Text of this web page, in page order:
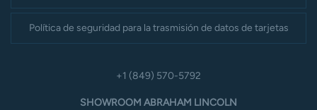
Política de seguridad para la trasmisión de datos de tarjetas
+1 (849) 570-5792
SHOWROOM ABRAHAM LINCOLN